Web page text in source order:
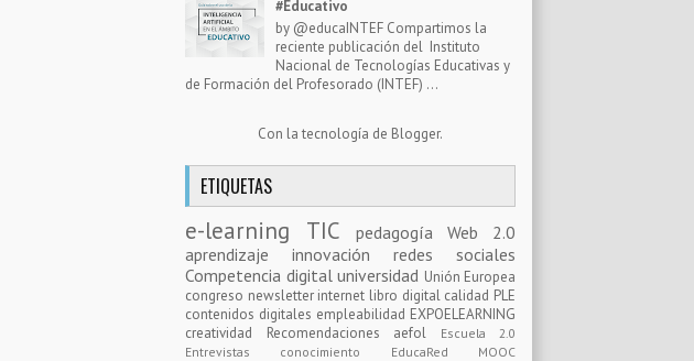
#Educativo
by @educaINTEF Compartimos la
reciente publicación del Instituto
Nacional de Tecnologías Educativas y
de Formación del Profesorado (INTEF) ...
Con la tecnología de Blogger.
ETIQUETAS
e-learning TIC pedagogía Web 2.0
aprendizaje innovación redes sociales
Competencia digital universidad Unión Europea
congreso newsletter internet libro digital calidad PLE
contenidos digitales empleabilidad EXPOELEARNING
creatividad Recomendaciones aefol
Escuela 2.0
Entrevistas conocimiento EducaRed MOOC